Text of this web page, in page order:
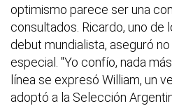
optimismo parece ser una
consultados. Ricardo, uno de
debut mundialista, aseguró
especial. "Yo confío, nada
línea se expresó William, un
adoptó a la Selección